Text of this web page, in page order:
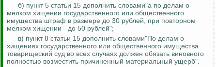
б) пункт 5 статьи 15 дополнить словами"а по делам о
мелком хищении государственного или общественного
имущества штраф в размере до 30 рублей, при повторном
мелком хищении - до 50 рублей";
в) пункт 8 статьи 15 дополнить словами"По делам о
хищениях государственного или общественного имущества
товарищеский суд во всех случаях должен обязать виновного
полностью возместить причиненный материальный ущерб".